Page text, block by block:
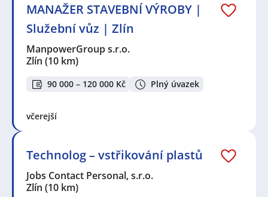
MANAŽER STAVEBNÍ VÝROBY |
Služební vůz | Zlín
ManpowerGroup s.r.o.
Zlín (10 km)
90 000 – 120 000 Kč Plný úvazek
včerejší
Technolog – vstřikování plastů
Jobs Contact Personal, s.r.o.
Zlín (10 km)